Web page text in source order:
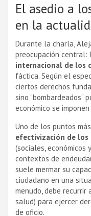
El asedio a
en la
Durante la charla,
preocupación
internacional de los
fáctica. Según el
ciertos derechos
sino “bombardeados”
económico se
Uno de los puntos
efectivización de los
(sociales, económicos
contextos de
suele mermar su
ciudadano en una
menudo, debe recurrir
salud) para ejercer
de oficio.